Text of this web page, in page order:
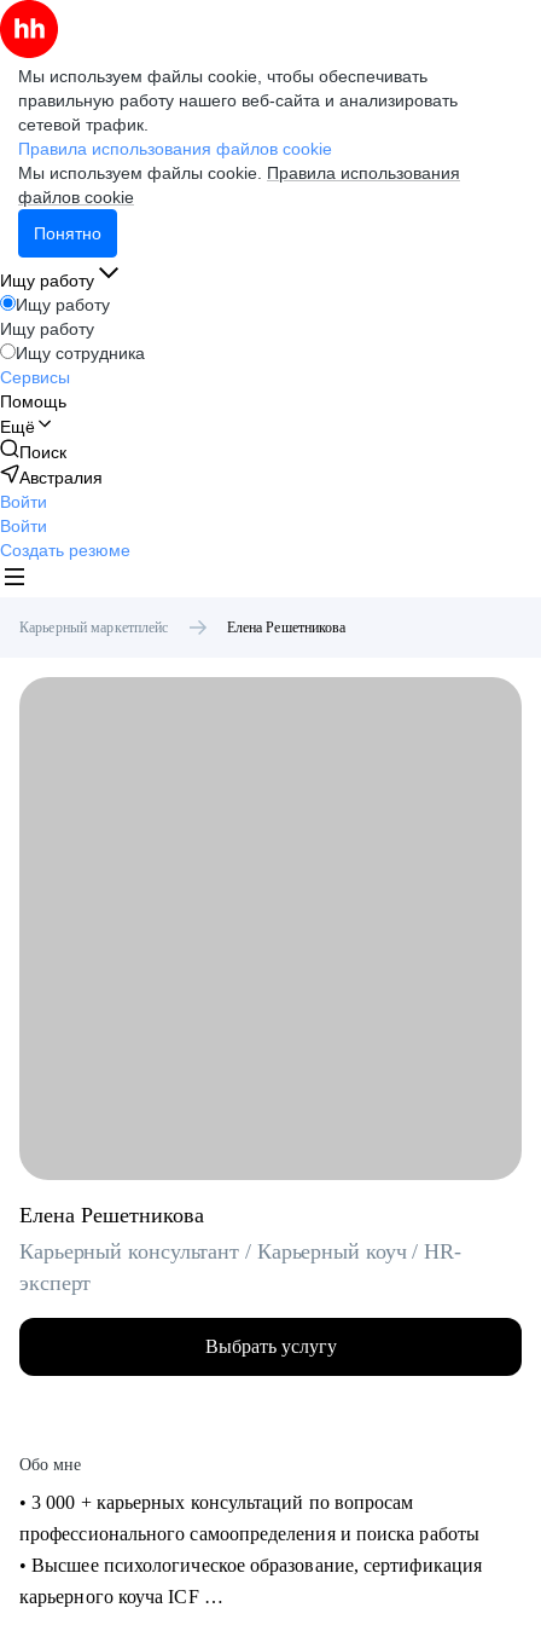
Мы используем файлы cookie, чтобы обеспечивать
правильную работу нашего веб-сайта и анализировать
сетевой трафик.
Правила использования файлов cookie
Мы используем файлы cookie. Правила использования
файлов cookie
Понятно
Ищу работу
Ищу работу
Ищу работу
Ищу сотрудника
Сервисы
Помощь
Ещё
Поиск
Австралия
Войти
Войти
Создать резюме
Карьерный маркетплейс Елена Решетникова
Елена Решетникова
Карьерный консультант / Карьерный коуч / HR-
эксперт
Выбрать услугу
Обо мне
• 3 000 + карьерных консультаций по вопросам
профессионального самоопределения и поиска работы
• Высшее психологическое образование, сертификация
карьерного коуча ICF